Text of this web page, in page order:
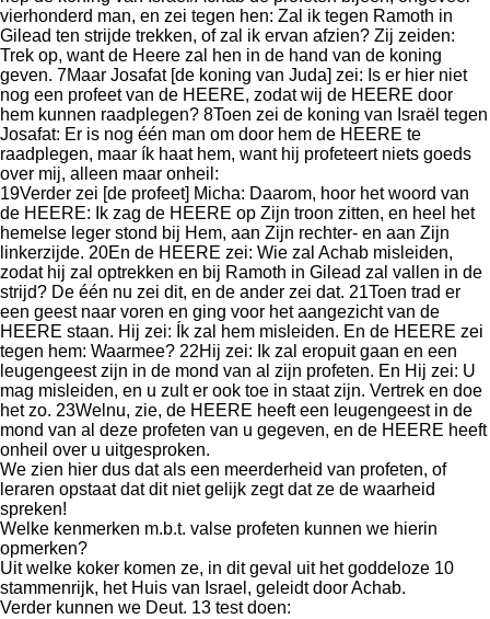
vierhonderd man, en zei tegen hen: Zal ik tegen Ramoth in
Gilead ten strijde trekken, of zal ik ervan afzien? Zij zeiden:
Trek op, want de Heere zal hen in de hand van de koning
geven. 7Maar Josafat [de koning van Juda] zei: Is er hier niet
nog een profeet van de HEERE, zodat wij de HEERE door
hem kunnen raadplegen? 8Toen zei de koning van Israël tegen
Josafat: Er is nog één man om door hem de HEERE te
raadplegen, maar ík haat hem, want hij profeteert niets goeds
over mij, alleen maar onheil:
19Verder zei [de profeet] Micha: Daarom, hoor het woord van
de HEERE: Ik zag de HEERE op Zijn troon zitten, en heel het
hemelse leger stond bij Hem, aan Zijn rechter- en aan Zijn
linkerzijde. 20En de HEERE zei: Wie zal Achab misleiden,
zodat hij zal optrekken en bij Ramoth in Gilead zal vallen in de
strijd? De één nu zei dit, en de ander zei dat. 21Toen trad er
een geest naar voren en ging voor het aangezicht van de
HEERE staan. Hij zei: Ík zal hem misleiden. En de HEERE zei
tegen hem: Waarmee? 22Hij zei: Ik zal eropuit gaan en een
leugengeest zijn in de mond van al zijn profeten. En Hij zei: U
mag misleiden, en u zult er ook toe in staat zijn. Vertrek en doe
het zo. 23Welnu, zie, de HEERE heeft een leugengeest in de
mond van al deze profeten van u gegeven, en de HEERE heeft
onheil over u uitgesproken.
We zien hier dus dat als een meerderheid van profeten, of
leraren opstaat dat dit niet gelijk zegt dat ze de waarheid
spreken!
Welke kenmerken m.b.t. valse profeten kunnen we hierin
opmerken?
Uit welke koker komen ze, in dit geval uit het goddeloze 10
stammenrijk, het Huis van Israel, geleidt door Achab.
Verder kunnen we Deut. 13 test doen: